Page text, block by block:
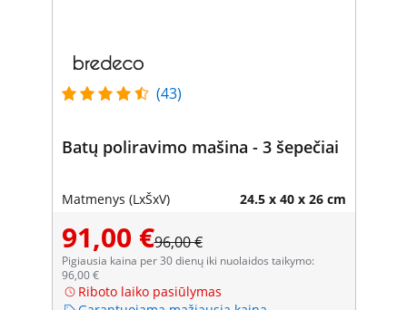
(43)
Batų poliravimo mašina - 3 šepečiai
Matmenys (LxŠxV) 24.5 x 40 x 26 cm
91,00 €96,00 €
Pigiausia kaina per 30 dienų iki nuolaidos taikymo:
96,00 €
Riboto laiko pasiūlymas